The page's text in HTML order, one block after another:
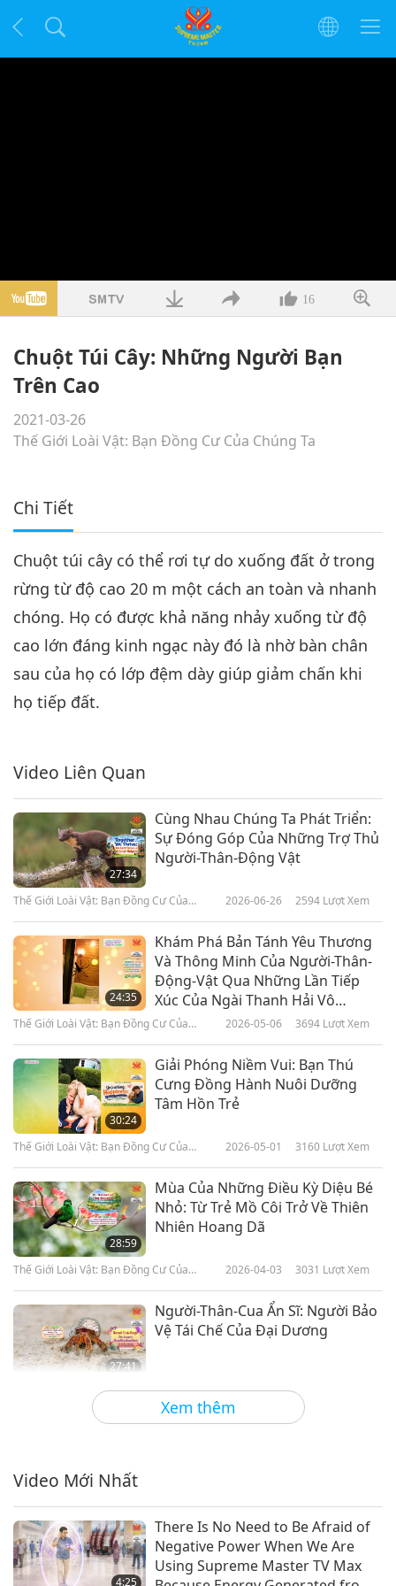
16
Chuột Túi Cây: Những Người Bạn
Trên Cao
2021-03-26
Thế Giới Loài Vật: Bạn Đồng Cư Của Chúng Ta
Chi Tiết
Chuột túi cây có thể rơi tự do xuống đất ở trong
rừng từ độ cao 20 m một cách an toàn và nhanh
chóng. Họ có được khả năng nhảy xuống từ độ
cao lớn đáng kinh ngạc này đó là nhờ bàn chân
sau của họ có lớp đệm dày giúp giảm chấn khi
họ tiếp đất.
Xem thêm
Video Liên Quan
27:34
Cùng Nhau Chúng Ta Phát Triển:
Sự Đóng Góp Của Những Trợ Thủ
Người-Thân-Động Vật
Thế Giới Loài Vật: Bạn Đồng Cư Của
2026-06-26 2594 Lượt Xem
24:35
Khám Phá Bản Tánh Yêu Thương
Và Thông Minh Của Người-Thân-
Động-Vật Qua Những Lần Tiếp
Xúc Của Ngài Thanh Hải Vô
Thượng Sư (thuần chay): Phần 1
Phần
Thế Giới Loài Vật: Bạn Đồng Cư Của
2026-05-06 3694 Lượt Xem
30:24
Giải Phóng Niềm Vui: Bạn Thú
Cưng Đồng Hành Nuôi Dưỡng
Tâm Hồn Trẻ
Thế Giới Loài Vật: Bạn Đồng Cư Của
2026-05-01 3160 Lượt Xem
28:59
Mùa Của Những Điều Kỳ Diệu Bé
Nhỏ: Từ Trẻ Mồ Côi Trở Về Thiên
Nhiên Hoang Dã
Thế Giới Loài Vật: Bạn Đồng Cư Của
2026-04-03 3031 Lượt Xem
27:41
Người-Thân-Cua Ẩn Sĩ: Người Bảo
Vệ Tái Chế Của Đại Dương
Thế Giới Loài Vật: Bạn Đồng Cư Của
2026-03-06 2525
25:30
Chúng Ta
Trò Chuyện Với Bạn Chó Đồng
Hành Trong Năm Mới Qua Các
Video Mới Nhất
4:25
There Is No Need to Be Afraid of
Negative Power When We Are
Using Supreme Master TV Max